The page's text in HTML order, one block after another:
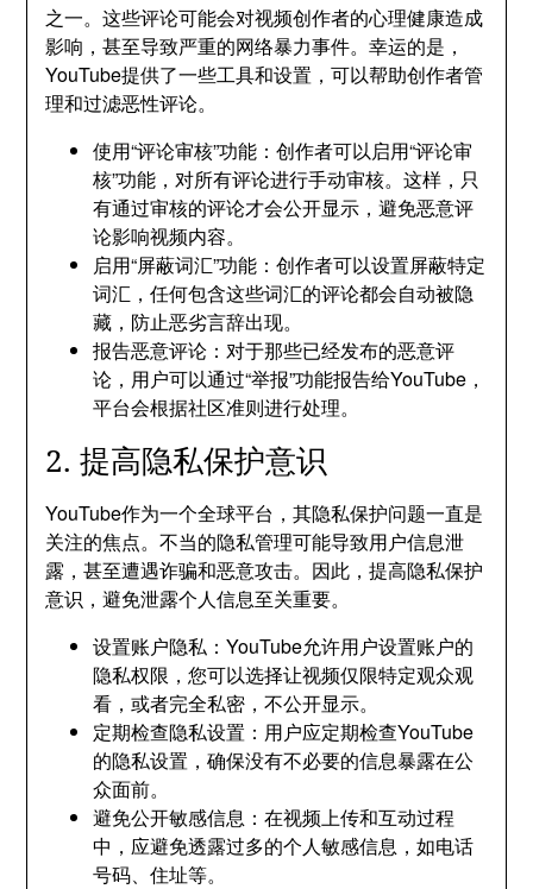
之一。这些评论可能会对视频创作者的心理健康造成
影响，甚至导致严重的网络暴力事件。幸运的是，
YouTube提供了一些工具和设置，可以帮助创作者管
理和过滤恶性评论。
使用“评论审核”功能：创作者可以启用“评论审
核”功能，对所有评论进行手动审核。这样，只
有通过审核的评论才会公开显示，避免恶意评
论影响视频内容。
启用“屏蔽词汇”功能：创作者可以设置屏蔽特定
词汇，任何包含这些词汇的评论都会自动被隐
藏，防止恶劣言辞出现。
报告恶意评论：对于那些已经发布的恶意评
论，用户可以通过“举报”功能报告给YouTube，
平台会根据社区准则进行处理。
2. 提高隐私保护意识
YouTube作为一个全球平台，其隐私保护问题一直是
关注的焦点。不当的隐私管理可能导致用户信息泄
露，甚至遭遇诈骗和恶意攻击。因此，提高隐私保护
意识，避免泄露个人信息至关重要。
设置账户隐私：YouTube允许用户设置账户的
隐私权限，您可以选择让视频仅限特定观众观
看，或者完全私密，不公开显示。
定期检查隐私设置：用户应定期检查YouTube
的隐私设置，确保没有不必要的信息暴露在公
众面前。
避免公开敏感信息：在视频上传和互动过程
中，应避免透露过多的个人敏感信息，如电话
号码、住址等。